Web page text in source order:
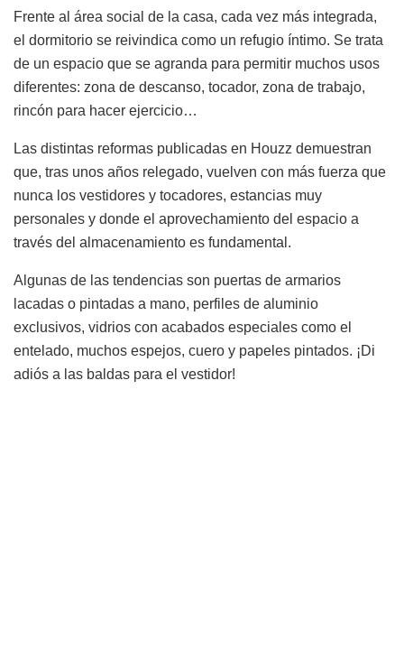
Frente al área social de la casa, cada vez más integrada,
el dormitorio se reivindica como un refugio íntimo. Se trata
de un espacio que se agranda para permitir muchos usos
diferentes: zona de descanso, tocador, zona de trabajo,
rincón para hacer ejercicio…
Las distintas reformas publicadas en Houzz demuestran
que, tras unos años relegado, vuelven con más fuerza que
nunca los vestidores y tocadores, estancias muy
personales y donde el aprovechamiento del espacio a
través del almacenamiento es fundamental.
Algunas de las tendencias son puertas de armarios
lacadas o pintadas a mano, perfiles de aluminio
exclusivos, vidrios con acabados especiales como el
entelado, muchos espejos, cuero y papeles pintados. ¡Di
adiós a las baldas para el vestidor!